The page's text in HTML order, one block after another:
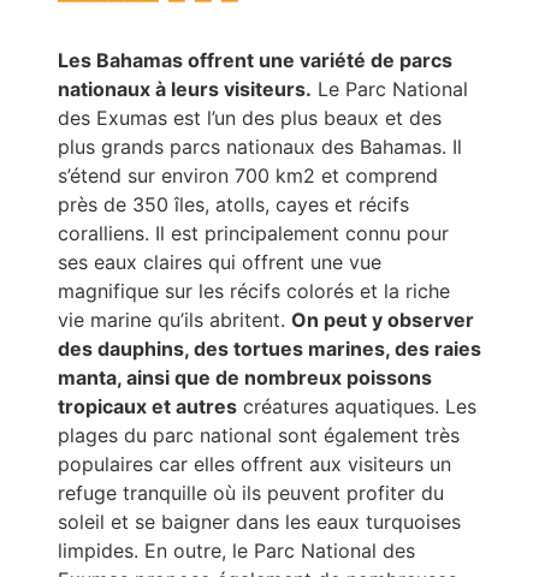
Les Bahamas offrent une variété de parcs
nationaux à leurs visiteurs. Le Parc National
des Exumas est l’un des plus beaux et des
plus grands parcs nationaux des Bahamas. Il
s’étend sur environ 700 km2 et comprend
près de 350 îles, atolls, cayes et récifs
coralliens. Il est principalement connu pour
ses eaux claires qui offrent une vue
magnifique sur les récifs colorés et la riche
vie marine qu’ils abritent. On peut y observer
des dauphins, des tortues marines, des raies
manta, ainsi que de nombreux poissons
tropicaux et autres créatures aquatiques. Les
plages du parc national sont également très
populaires car elles offrent aux visiteurs un
refuge tranquille où ils peuvent profiter du
soleil et se baigner dans les eaux turquoises
limpides. En outre, le Parc National des